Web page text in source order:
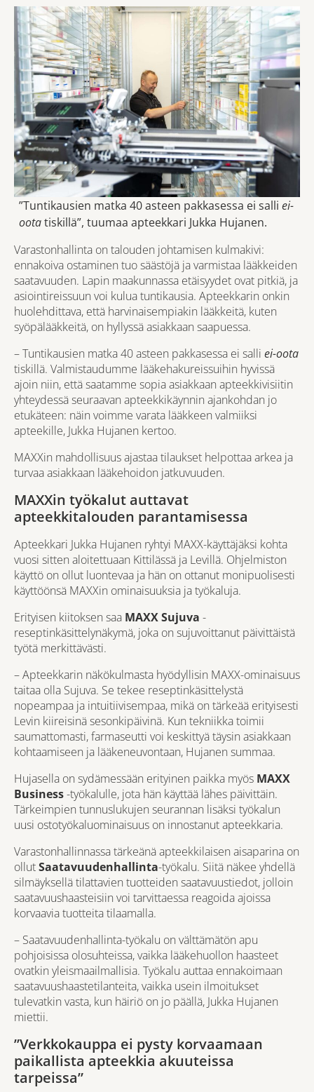
”Tuntikausien matka 40 asteen pakkasessa ei salli ei-
ootatiskillä”, tuumaa apteekkari Jukka Hujanen.
Varastonhallinta on talouden johtamisen kulmakivi:
ennakoiva ostaminen tuo säästöjä ja varmistaa lääkkeiden
saatavuuden. Lapin maakunnassa etäisyydet ovat pitkiä, ja
asiointireissuun voi kulua tuntikausia. Apteekkarin onkin
huolehdittava, että harvinaisempiakin lääkkeitä, kuten
syöpälääkkeitä, on hyllyssä asiakkaan saapuessa.
– Tuntikausien matka 40 asteen pakkasessa ei salli ei-oota
tiskillä. Valmistaudumme lääkehakureissuihin hyvissä
ajoin niin, että saatamme sopia asiakkaan apteekkivisiitin
yhteydessä seuraavan apteekkikäynnin ajankohdan jo
etukäteen: näin voimme varata lääkkeen valmiiksi
apteekille, Jukka Hujanen kertoo.
MAXXin mahdollisuus ajastaa tilaukset helpottaa arkea ja
turvaa asiakkaan lääkehoidon jatkuvuuden.
MAXXin työkalut auttavat
apteekkitalouden parantamisessa
Apteekkari Jukka Hujanen ryhtyi MAXX-käyttäjäksi kohta
vuosi sitten aloitettuaan Kittilässä ja Levillä. Ohjelmiston
käyttö on ollut luontevaa ja hän on ottanut monipuolisesti
käyttöönsä MAXXin ominaisuuksia ja työkaluja.
Erityisen kiitoksen saa MAXX Sujuva -
reseptinkäsittelynäkymä, joka on sujuvoittanut päivittäistä
työtä merkittävästi.
– Apteekkarin näkökulmasta hyödyllisin MAXX-ominaisuus
taitaa olla Sujuva. Se tekee reseptinkäsittelystä
nopeampaa ja intuitiivisempaa, mikä on tärkeää erityisesti
Levin kiireisinä sesonkipäivinä. Kun tekniikka toimii
saumattomasti, farmaseutti voi keskittyä täysin asiakkaan
kohtaamiseen ja lääkeneuvontaan, Hujanen summaa.
Hujasella on sydämessään erityinen paikka myös MAXX
Business-työkalulle, jota hän käyttää lähes päivittäin.
Tärkeimpien tunnuslukujen seurannan lisäksi työkalun
uusi ostotyökaluominaisuus on innostanut apteekkaria.
Varastonhallinnassa tärkeänä apteekkilaisen aisaparina on
ollutSaatavuudenhallinta-työkalu. Siitä näkee yhdellä
silmäyksellä tilattavien tuotteiden saatavuustiedot, jolloin
saatavuushaasteisiin voi tarvittaessa reagoida ajoissa
korvaavia tuotteita tilaamalla.
– Saatavuudenhallinta-työkalu on välttämätön apu
pohjoisissa olosuhteissa, vaikka lääkehuollon haasteet
ovatkin yleismaailmallisia. Työkalu auttaa ennakoimaan
saatavuushaastetilanteita, vaikka usein ilmoitukset
tulevatkin vasta, kun häiriö on jo päällä, Jukka Hujanen
miettii.
”Verkkokauppa ei pysty korvaamaan
paikallista apteekkia akuuteissa
tarpeissa”